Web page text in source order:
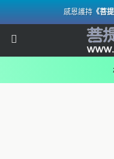
感恩護持《菩提